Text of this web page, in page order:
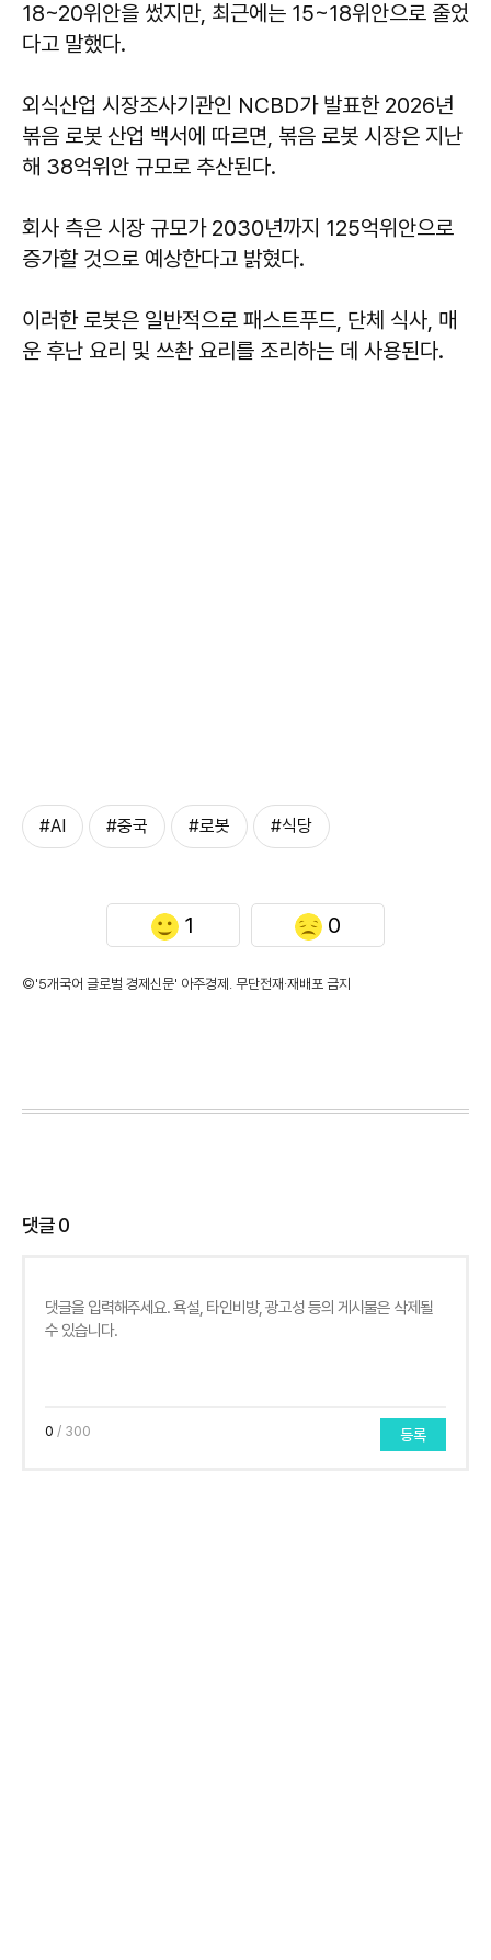
18~20위안을 썼지만, 최근에는 15~18위안으로 줄었
다고 말했다.
외식산업 시장조사기관인 NCBD가 발표한 2026년
볶음 로봇 산업 백서에 따르면, 볶음 로봇 시장은 지난
해 38억위안 규모로 추산된다.
회사 측은 시장 규모가 2030년까지 125억위안으로
증가할 것으로 예상한다고 밝혔다.
이러한 로봇은 일반적으로 패스트푸드, 단체 식사, 매
운 후난 요리 및 쓰촨 요리를 조리하는 데 사용된다.
#AI #중국 #로봇 #식당
1 0
©'5개국어 글로벌 경제신문' 아주경제. 무단전재·재배포 금지
댓글0
0 / 300 등록